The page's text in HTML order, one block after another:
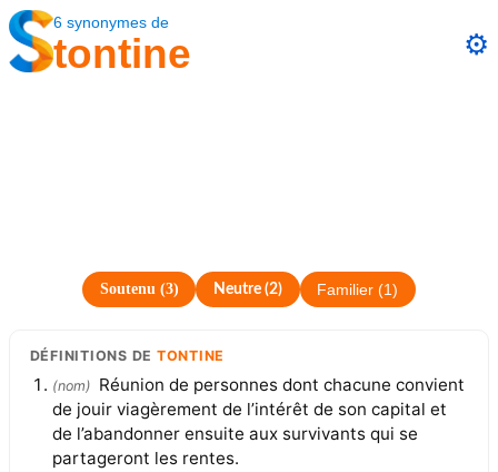
6synonymes de
tontine ⚙️
Soutenu(3) Neutre (2) Familier (1)
DÉFINITIONS DE TONTINE
(nom) Réunion de personnes dont chacune convient
de jouir viagèrement de l’intérêt de son capital et
de l’abandonner ensuite aux survivants qui se
partageront les rentes.